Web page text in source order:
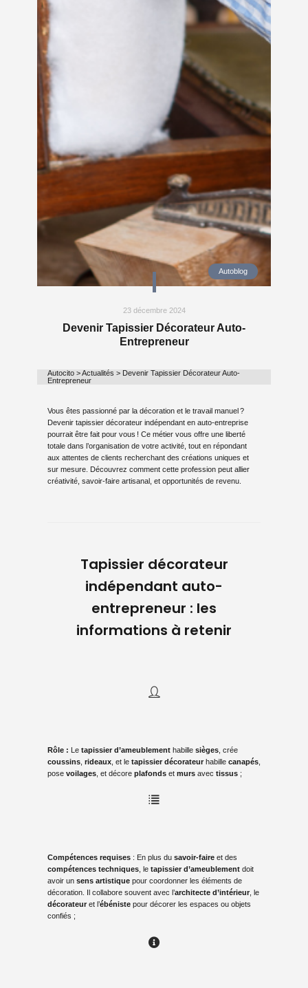
Autoblog
23 décembre 2024
Devenir Tapissier Décorateur Auto-
Entrepreneur
Autocito>Actualités > Devenir Tapissier Décorateur Auto-
Entrepreneur
Vous êtes passionné par la décoration et le travail manuel ?
Devenir tapissier décorateur indépendant en auto-entreprise
pourrait être fait pour vous ! Ce métier vous offre une liberté
totale dans l’organisation de votre activité, tout en répondant
aux attentes de clients recherchant des créations uniques et
sur mesure. Découvrez comment cette profession peut allier
créativité, savoir-faire artisanal, et opportunités de revenu.
Tapissier décorateur
indépendant auto-
entrepreneur : les
informations à retenir
Rôle: Le tapissier d’ameublementhabille sièges, crée
coussins, rideaux, et le tapissier décorateurhabille canapés,
pose voilages, et décore plafondset mursavec tissus ;
Compétences requises : En plus du savoir-faireet des
compétences techniques, le tapissier d’ameublementdoit
avoir un sens artistiquepour coordonner les éléments de
décoration. Il collabore souvent avec l’architecte d’intérieur, le
décorateuret l’ébénistepour décorer les espaces ou objets
confiés ;